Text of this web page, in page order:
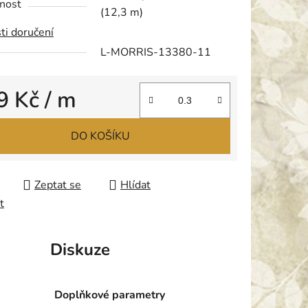
(12,3 m)
doručení
L-MORRIS-13380-11
Kč/ m
DO KOŠÍKU
Zeptat se
Hlídat
Diskuze
Doplňkové parametry